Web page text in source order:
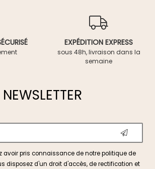
EXPÉDITION EXPRESS
sous 48h, livraison dans la
semaine
NEWSLETTER
avoir pris connaissance de notrepolitique de
disposez d'un droit d'accès, de rectification et